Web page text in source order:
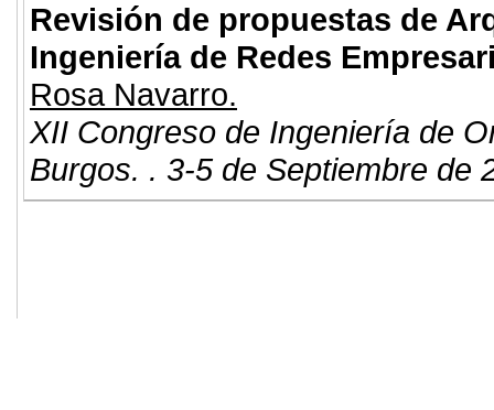
Revisión de propuestas de
Ingeniería de Redes
Rosa Navarro.
XII Congreso de Ingeniería de
Burgos. . 3-5 de Septiembre de